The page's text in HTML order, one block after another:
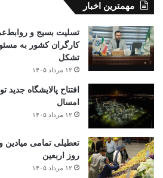
مهمترین اخبار
تسلیت بسیج و
کارگران کشور به
تشکل
۱۲ مرداد ۱۴۰۵
افتتاح ‌پالایشگاه جدید
امسال
۱۲ مرداد ۱۴۰۵
تعطیلی تمامی میادین و
روز اربعین
۱۲ مرداد ۱۴۰۵